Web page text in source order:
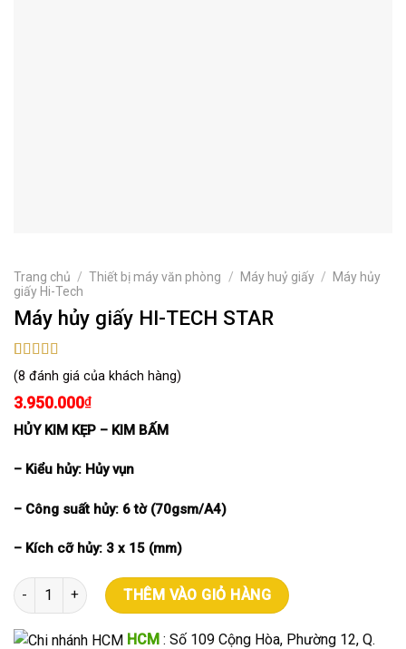
Trang chủ / Thiết bị máy văn phòng / Máy huỷ giấy /
Máy hủy
giấy Hi-Tech
Máy hủy giấy HI-TECH STAR
5.00trên 5
dựa trên
8
đánh giá
(8 đánh giá của khách hàng)
3.950.000₫
HỦY KIM KẸP – KIM BẤM
– Kiểu hủy: Hủy vụn
– Công suất hủy: 6 tờ (70gsm/A4)
– Kích cỡ hủy: 3 x 15 (mm)
Máy hủy giấy HI-TECH STAR số lượng
THÊM VÀO GIỎ HÀNG
HCM : Số 109 Cộng Hòa, Phường 12, Q.